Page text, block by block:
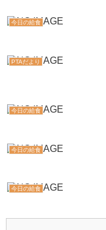
今日の給食
PTAだより
今日の給食
今日の給食
今日の給食